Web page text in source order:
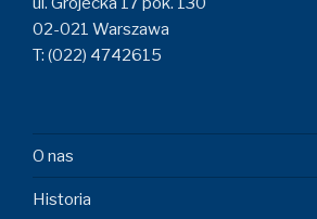
02-021 Warszawa
T: (022) 4742615
O nas
Historia